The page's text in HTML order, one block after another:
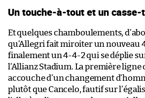
Un touche-à-tout et un
Et quelques chamboulements,
qu’Allegri fait miroiter un nouveau
finalement un 4-4-2 qui se déplie
l’Allianz Stadium. La première ligne
accouche d’un changement
plutôt que Cancelo, fautif sur